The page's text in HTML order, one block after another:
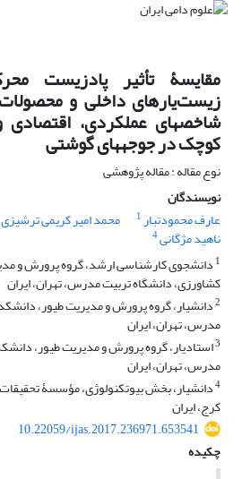
مقایسۀ تأثیر پادزیست
زیست‌یار‏های داخلی و
شاخص‏های عملکردی،
کوچک در جوجه‏های گوشتی
نوع مقاله : مقاله پژوهشی
نویسندگان
عارف محمودتبار1 محمد امیر کریمی ترشیزی
ناهید مژگانی4
1 دانشجوی کارشناسی ارشد، گروه پرورش و
کشاورزی، دانشگاه تربیت مدرس، تهران، ایران
2دانشیار، گروه پرورش و مدیریت طیور،
مدرس، تهران، ایران
3استادیار، گروه پرورش و مدیریت طیور،
مدرس، تهران، ایران
4دانشیار، بخش بیوتکنولوژی، مؤسسۀ
کرج، ایران
10.22059/ijas.2017.236971.653541
چکیده